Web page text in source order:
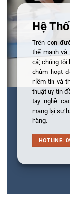
Hệ
Trên con
thế mạnh và
cả; chúng tôi
châm hoạt
niềm tin và
thuật uy tín
tay nghề
mang lại sự
hàng.
HOTLINE: